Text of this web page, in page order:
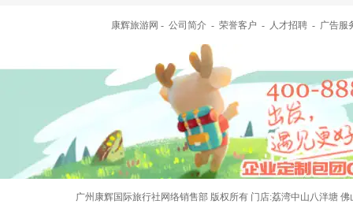
康辉旅游网 - 公司简介 - 荣誉客户 - 人才招聘 - 广告服
广州康辉国际旅行社网络销售部 版权所有 门店:荔湾中山八泮塘 佛